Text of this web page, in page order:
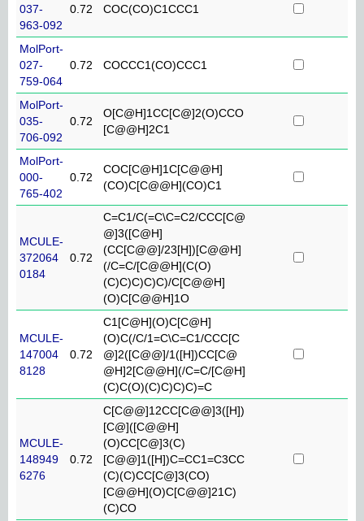
037-
963-092
0.72 COC(CO)C1CCC1
MolPort-
027-
759-064
0.72 COCCC1(CO)CCC1
MolPort-
035-
706-092
0.72
O[C@H]1CC[C@]2(O)CCO
[C@@H]2C1
MolPort-
000-
765-402
0.72
COC[C@H]1C[C@@H]
(CO)C[C@@H](CO)C1
MCULE-
372064
0184
0.72
C=C1/C(=C\C=C2/CCC[C@
@]3([C@H]
(CC[C@@]/23[H])[C@@H]
(/C=C/[C@@H](C(O)
(C)C)C)C)C)/C[C@@H]
(O)C[C@@H]1O
MCULE-
147004
8128
0.72
C1[C@H](O)C[C@H]
(O)C(/C/1=C\C=C1/CCC[C
@]2([C@@]/1([H])CC[C@
@H]2[C@@H](/C=C/[C@H]
(C)C(O)(C)C)C)C)=C
MCULE-
148949
6276
0.72
C[C@@]12CC[C@@]3([H])
[C@]([C@@H]
(O)CC[C@]3(C)
[C@@]1([H])C=CC1=C3CC
(C)(C)CC[C@]3(CO)
[C@@H](O)C[C@@]21C)
(C)CO